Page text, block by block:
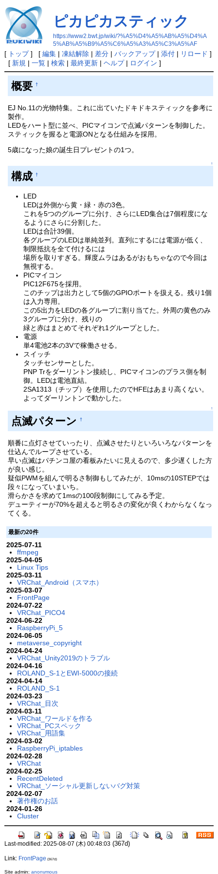
ピカピカスティック
https://www2.bwt.jp/wiki/?%A5%D4%A5%AB%A5%D4%A
5%AB%A5%B9%A5%C6%A5%A3%A5%C3%A5%AF
[ トップ] [ 編集| 凍結解除 | 差分| バックアップ| 添付| リロード ]
[ 新規 | 一覧| 検索| 最終更新| ヘルプ| ログイン ]
概要 †
EJ No.11の光物特集。これに出ていたドキドキスティックを参考に
製作。
LEDをハート型に並べ、PICマイコンで点滅パターンを制御した。
スティックを握ると電源ONとなる仕組みを採用。
5歳になった娘の誕生日プレゼントの1つ。
↑
構成 †
LED
LEDは外側から黄・緑・赤の3色。
これを5つのグループに分け、さらにLED集合は7個程度にな
るようにさらに分割した。
LEDは合計39個。
各グループのLEDは単純並列。直列にするには電源が低く、
制限抵抗を全て付けるには
場所を取りすぎる。輝度ムラはあるがおもちゃなので今回は
無視する。
PICマイコン
PIC12F675を採用。
このチップは出力として5個のGPIOポートを扱える。残り1個
は入力専用。
この5出力をLEDの各グループに割り当てた。外周の黄色のみ
3グループに分け、残りの
緑と赤はまとめてそれぞれ1グループとした。
電源
単4電池2本の3Vで稼働させる。
スイッチ
タッチセンサーとした。
PNP Trをダーリントン接続し、PICマイコンのプラス側を制
御。LEDは電池直結。
2SA1313（チップ）を使用したのでHFEはあまり高くない。
よってダーリントンで動かした。
↑
点滅パターン †
順番に点灯させていったり、点滅させたりといろいろなパターンを
仕込んでループさせている。
早い点滅はパチンコ屋の看板みたいに見えるので、多少遅くした方
が良い感じ。
疑似PWMを組んで明るさ制御もしてみたが、10msの10STEPでは
段々になっていまいち。
滑らかさを求めて1msの100段制御にしてみる予定。
デューティーが70%を超えると明るさの変化が良くわからなくなっ
てくる。
最新の20件
2025-07-11
ffmpeg
2025-04-05
Linux Tips
2025-03-11
VRChat_Android（スマホ）
2025-03-07
FrontPage
2024-07-22
VRChat_PICO4
2024-06-22
RaspberryPi_5
2024-06-05
metaverse_copyright
2024-04-24
VRChat_Unity2019のトラブル
2024-04-16
ROLAND_S-1とEWI-5000の接続
2024-04-14
ROLAND_S-1
2024-03-23
VRChat_目次
2024-03-11
VRChat_ワールドを作る
VRChat_PCスペック
VRChat_用語集
2024-03-02
RaspberryPi_iptables
2024-02-28
VRChat
2024-02-25
RecentDeleted
VRChat_ソーシャル更新しないバグ対策
2024-02-07
著作権のお話
2024-01-26
Cluster
Last-modified: 2025-08-07 (木) 00:48:03(367d)
Link: FrontPage (367d)
Site admin: anonymous